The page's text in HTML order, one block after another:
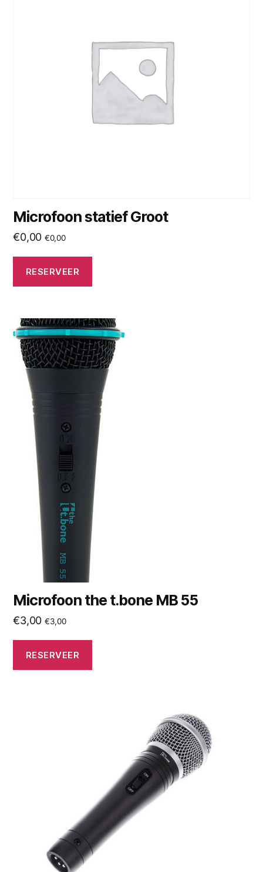
Microfoon statief Groot
€0,00 €0,00
RESERVEER
Microfoon the t.bone MB 55
€3,00 €3,00
RESERVEER